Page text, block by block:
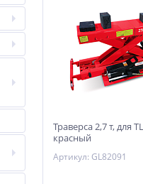
Траверса 2,7 т, для
красный
Артикул: GL82091